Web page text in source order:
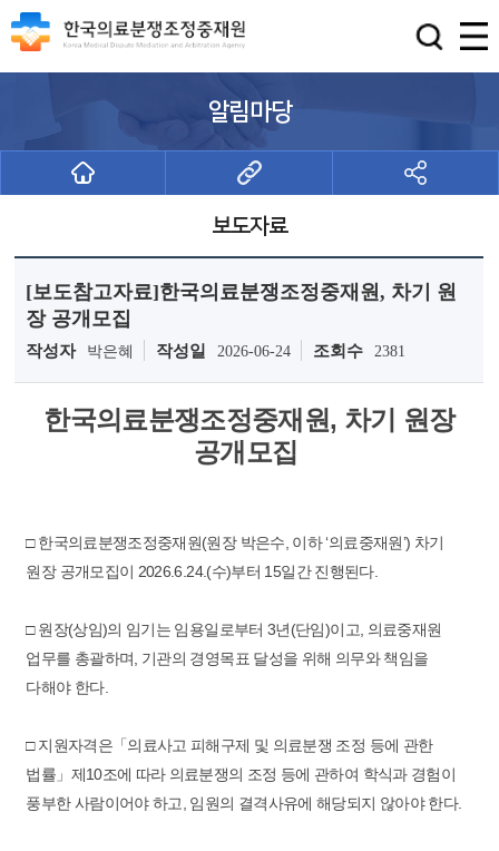
알림마당
보도자료
[보도참고자료]한국의료분쟁조정중재원, 차기 원
장 공개모집
작성자 박은혜 작성일 2026-06-24 조회수 2381
한국의료분쟁조정중재원, 차기 원장
공개모집
□ 한국의료분쟁조정중재원(원장 박은수, 이하 ‘의료중재원’) 차기
원장 공개모집이 2026.6.24.(수)부터 15일간 진행된다.
□ 원장(상임)의 임기는 임용일로부터 3년(단임)이고, 의료중재원
업무를 총괄하며, 기관의 경영목표 달성을 위해 의무와 책임을
다해야 한다.
□ 지원자격은「의료사고 피해구제 및 의료분쟁 조정 등에 관한
법률」제10조에 따라 의료분쟁의 조정 등에 관하여 학식과 경험이
풍부한 사람이어야 하고, 임원의 결격사유에 해당되지 않아야 한다.